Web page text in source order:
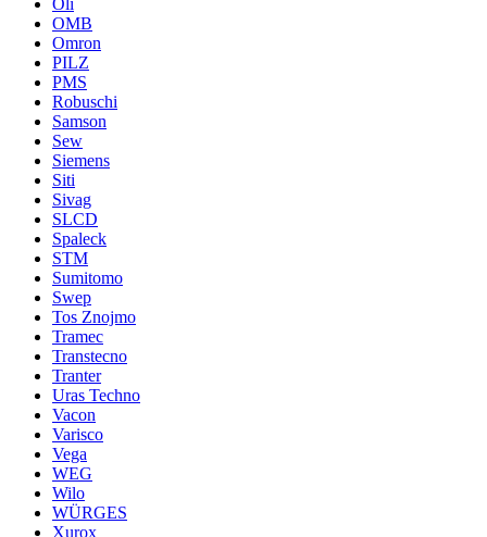
Oli
OMB
Omron
PILZ
PMS
Robuschi
Samson
Sew
Siemens
Siti
Sivag
SLCD
Spaleck
STM
Sumitomo
Swep
Tos Znojmo
Tramec
Transtecno
Tranter
Uras Techno
Vacon
Varisco
Vega
WEG
Wilo
WÜRGES
Xurox